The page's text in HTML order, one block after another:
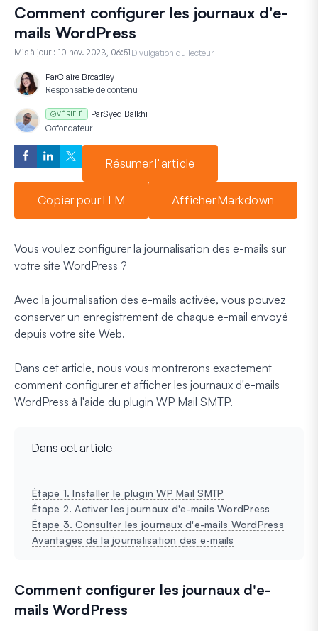
Comment configurer les journaux d'e-
mails WordPress
Mis à jour : 10 nov. 2023, 06:51 Divulgation du lecteur
ParClaire Broadley
Responsable de contenu
VÉRIFIÉ ParSyed Balkhi
Cofondateur
Résumer l'article
Copier pour LLM Afficher Markdown
Vous voulez configurer la journalisation des e-mails sur
votre site WordPress ?
Avec la journalisation des e-mails activée, vous pouvez
conserver un enregistrement de chaque e-mail envoyé
depuis votre site Web.
Dans cet article, nous vous montrerons exactement
comment configurer et afficher les journaux d'e-mails
WordPress à l'aide du plugin WP Mail SMTP.
Dans cet article
Étape 1. Installer le plugin WP Mail SMTP
Étape 2. Activer les journaux d'e-mails WordPress
Étape 3. Consulter les journaux d'e-mails WordPress
Avantages de la journalisation des e-mails
Comment configurer les journaux d'e-
mails WordPress